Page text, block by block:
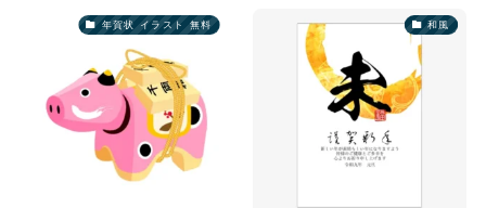
年賀状 イラスト 無料 和風